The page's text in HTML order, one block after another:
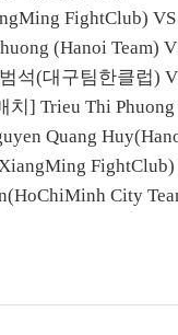
FightClub)
(Hanoi Team)
석(대구팀한클럽)
치] Trieu Thi
Quang
City